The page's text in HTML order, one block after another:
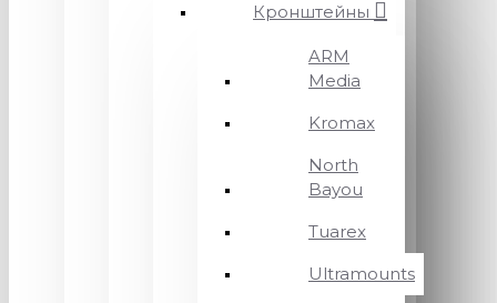
Кронштейны
ARM
Media
Kromax
North
Bayou
Tuarex
Ultramounts